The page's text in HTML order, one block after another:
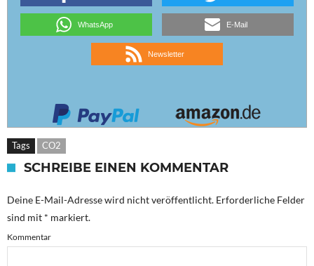
WhatsApp E-Mail
Newsletter
Tags CO2
SCHREIBE EINEN KOMMENTAR
Deine E-Mail-Adresse wird nicht veröffentlicht. Erforderliche Felder
sind mit * markiert.
Kommentar